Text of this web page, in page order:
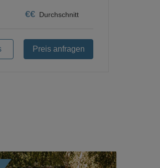
€€ Durchschnitt
Preis anfragen